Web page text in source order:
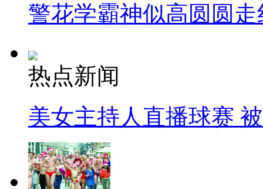
警花学霸神似高圆圆走
热点新闻
美女主持人直播球赛